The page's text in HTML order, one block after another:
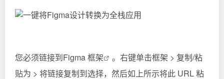
您必须链接到Figma 框架
。右键单击框架 > 复制/粘
贴为 > 将链接复制到选择，然后如上所示将此 URL 粘